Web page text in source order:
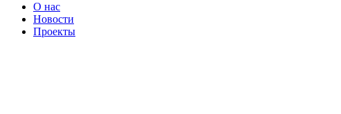
О нас
Новости
Проекты